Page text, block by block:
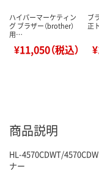
ハイパーマーケティン
グ ブラザー（brother）
用…
¥11,050（税込）
ブ
正
商品説明
HL-4570CDWT/
ナー